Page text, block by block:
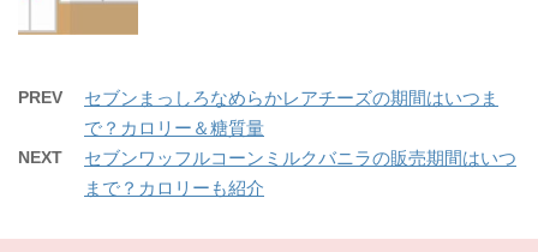
PREV
セブンまっしろなめらかレアチーズの期間はいつま
で？カロリー＆糖質量
NEXT
セブンワッフルコーンミルクバニラの販売期間はいつ
まで？カロリーも紹介